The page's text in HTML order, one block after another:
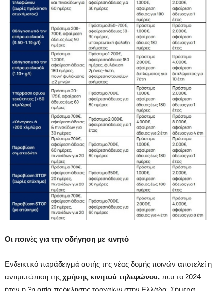
Οι ποινές για την οδήγηση με κινητό
Ενδεικτικό παράδειγμά αυτής της νέας δομής ποινών αποτελεί η
αντιμετώπιση της χρήσης κινητού τηλεφώνου, που το 2024
ήταν η 3η αιτία πρόκλησης τροχαίων στην Ελλάδα. Σήμερα,